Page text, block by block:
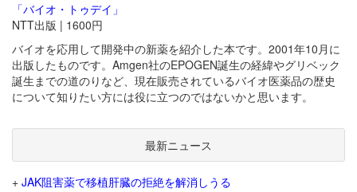
「バイオ・トゥデイ」
NTT出版 | 1600円
バイオを応用して開発中の新薬を紹介した本です。2001年10月に
出版したものです。Amgen社のEPOGEN誕生の経緯やグリベック
誕生までの道のりなど、現在販売されているバイオ医薬品の歴史
について知りたい方には役に立つのではないかと思います。
最新ニュース
+ JAK阻害薬で移植肝臓の拒絶を解消しうる